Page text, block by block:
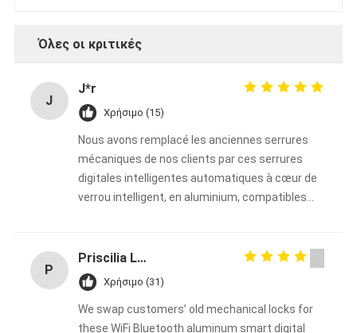
Όλες οι κριτικές
J
J*r
Χρήσιμο (15)
Nous avons remplacé les anciennes serrures
mécaniques de nos clients par ces serrures
digitales intelligentes automatiques à cœur de
verrou intelligent, en aluminium, compatibles
montage est extrêmement simple et rapide,
parfait pour remplacer n’importe quelle serrure
mécanique traditionnelle sans travaux
compliqués. Tous nos clients sont ravis : ils
P
Priscilia Liya
Χρήσιμο (31)
We swap customers’ old mechanical locks for
these WiFi Bluetooth aluminum smart digital